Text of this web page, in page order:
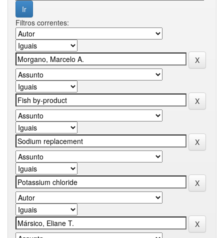
Filtros correntes: